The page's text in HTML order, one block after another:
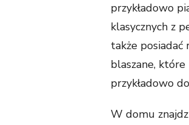
przykładowo
klasycznych z
także
blaszane,
przykładowo
W domu